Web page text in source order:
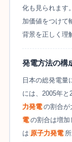
化も見られます
加価値をつけて
背景を正しく理
発電方法の構
日本の総発電量
には、2005年
力発電 の割合が
電 の割合は増加
は 原子力発電